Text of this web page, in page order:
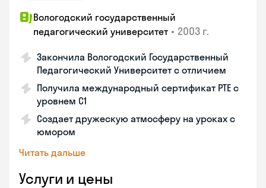
Вологодский государственный
педагогический университет • 2003 г.
Закончила Вологодский Государственный
Педагогический Университет с отличием
Получила международный сертификат PTE с
уровнем C1
Создает дружескую атмосферу на уроках с
юмором
Читать дальше
Услуги и цены